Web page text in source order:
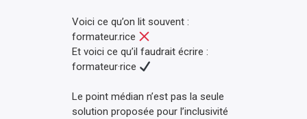
Voici ce qu’on lit souvent :
formateur.rice
Et voici ce qu’il faudrait écrire :
formateur·rice
Le point médian n’est pas la seule
solution proposée pour l’inclusivité